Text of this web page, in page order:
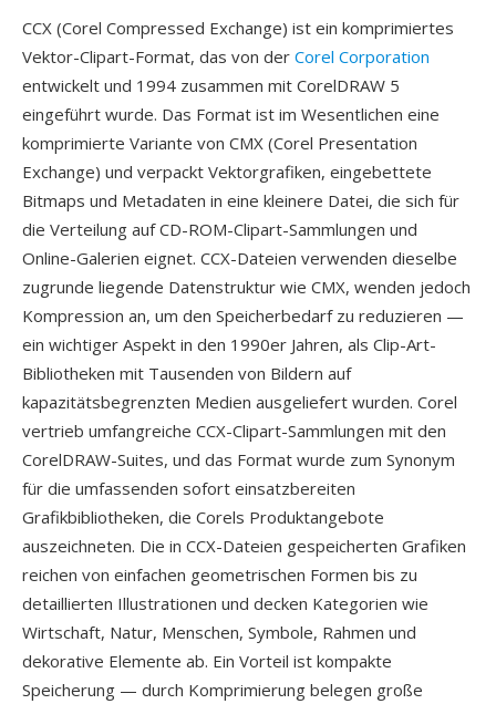
CCX (Corel Compressed Exchange) ist ein komprimiertes
Vektor-Clipart-Format, das von der Corel Corporation
entwickelt und 1994 zusammen mit CorelDRAW 5
eingeführt wurde. Das Format ist im Wesentlichen eine
komprimierte Variante von CMX (Corel Presentation
Exchange) und verpackt Vektorgrafiken, eingebettete
Bitmaps und Metadaten in eine kleinere Datei, die sich für
die Verteilung auf CD-ROM-Clipart-Sammlungen und
Online-Galerien eignet. CCX-Dateien verwenden dieselbe
zugrunde liegende Datenstruktur wie CMX, wenden jedoch
Kompression an, um den Speicherbedarf zu reduzieren —
ein wichtiger Aspekt in den 1990er Jahren, als Clip-Art-
Bibliotheken mit Tausenden von Bildern auf
kapazitätsbegrenzten Medien ausgeliefert wurden. Corel
vertrieb umfangreiche CCX-Clipart-Sammlungen mit den
CorelDRAW-Suites, und das Format wurde zum Synonym
für die umfassenden sofort einsatzbereiten
Grafikbibliotheken, die Corels Produktangebote
auszeichneten. Die in CCX-Dateien gespeicherten Grafiken
reichen von einfachen geometrischen Formen bis zu
detaillierten Illustrationen und decken Kategorien wie
Wirtschaft, Natur, Menschen, Symbole, Rahmen und
dekorative Elemente ab. Ein Vorteil ist kompakte
Speicherung — durch Komprimierung belegen große